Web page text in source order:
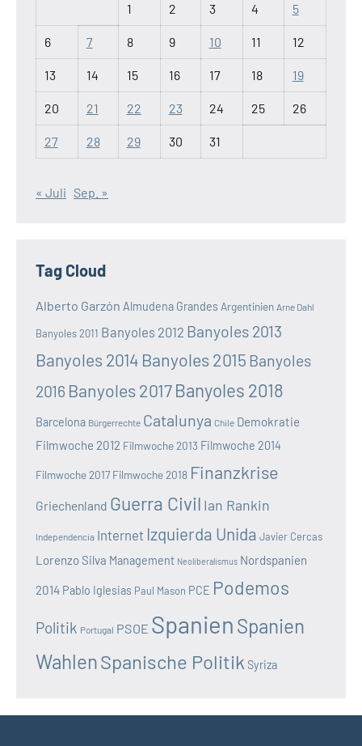
1 2 3 4 5
6 7 8 9 10 11 12
13 14 15 16 17 18 19
20 21 22 23 24 25 26
27 28 29 30 31
« Juli Sep. »
Tag Cloud
Alberto Garzón Almudena Grandes Argentinien Arne Dahl
Banyoles 2011 Banyoles 2012 Banyoles 2013
Banyoles 2014 Banyoles 2015 Banyoles
2016 Banyoles 2017 Banyoles 2018
Barcelona Bürgerrechte Catalunya Chile Demokratie
Filmwoche 2012 Filmwoche 2013 Filmwoche 2014
Filmwoche 2017 Filmwoche 2018 Finanzkrise
Griechenland Guerra Civil Ian Rankin
Independencia Internet Izquierda Unida Javier Cercas
Lorenzo Silva Management Neoliberalismus Nordspanien
2014 Pablo Iglesias Paul Mason PCE Podemos
Politik Portugal PSOE Spanien Spanien
WahlenSpanische Politik Syriza